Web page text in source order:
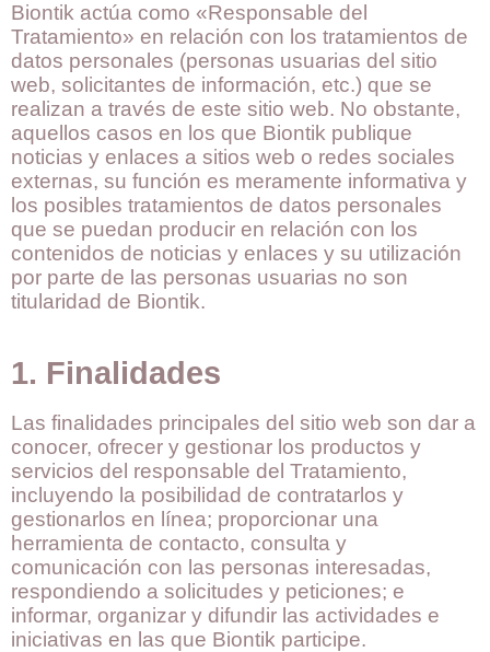
Biontik actúa como «Responsable del
Tratamiento» en relación con los tratamientos de
datos personales (personas usuarias del sitio
web, solicitantes de información, etc.) que se
realizan a través de este sitio web. No obstante,
aquellos casos en los que Biontik publique
noticias y enlaces a sitios web o redes sociales
externas, su función es meramente informativa y
los posibles tratamientos de datos personales
que se puedan producir en relación con los
contenidos de noticias y enlaces y su utilización
por parte de las personas usuarias no son
titularidad de Biontik.
1. Finalidades
Las finalidades principales del sitio web son dar a
conocer, ofrecer y gestionar los productos y
servicios del responsable del Tratamiento,
incluyendo la posibilidad de contratarlos y
gestionarlos en línea; proporcionar una
herramienta de contacto, consulta y
comunicación con las personas interesadas,
respondiendo a solicitudes y peticiones; e
informar, organizar y difundir las actividades e
iniciativas en las que Biontik participe.